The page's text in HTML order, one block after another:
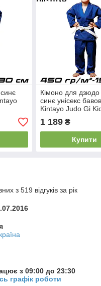
(190
Кімоно для дзюдо
синє унісекс
Kintayo Judo Gi
Blue щільність
(150 см)
1 189₴
Купити
з 519 відгуків за рік
з 09:00 до 23:30
графік роботи